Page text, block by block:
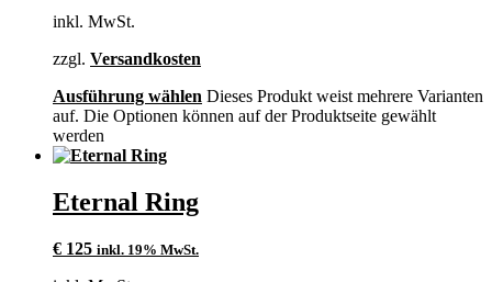
inkl. MwSt.
zzgl. Versandkosten
Ausführung wählen Dieses Produkt weist mehrere Varianten
auf. Die Optionen können auf der Produktseite gewählt
werden
Eternal Ring
€ 125 inkl. 19% MwSt.